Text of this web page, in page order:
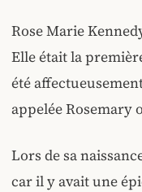
Rose Marie
Elle était la
été
appelée Rosemary
Lors de sa
car il y avait une